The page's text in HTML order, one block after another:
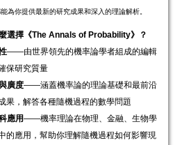
為你提供最新的研究成果和深入的理論解析。
選擇《The Annals of Probability》？
——由世界領先的機率論學者組成的編輯
保研究質量
廣度——涵蓋機率論的理論基礎和最前沿
果，解答各種隨機過程的數學問題
應用——機率理論在物理、金融、生物學
的應用，幫助你理解隨機過程如何影響現